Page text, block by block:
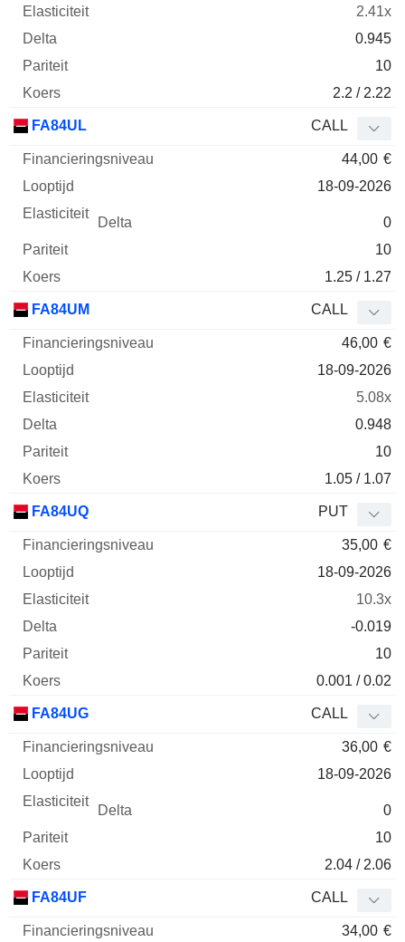
2.41x
0.945
10
2.2 / 2.22
FA84UL CALL
44,00 €
18-09-2026
0
10
1.25 / 1.27
FA84UM CALL
46,00 €
18-09-2026
5.08x
0.948
10
1.05 / 1.07
FA84UQ PUT
35,00 €
18-09-2026
10.3x
-0.019
10
0.001 / 0.02
FA84UG CALL
36,00 €
18-09-2026
0
10
2.04 / 2.06
FA84UF CALL
34,00 €